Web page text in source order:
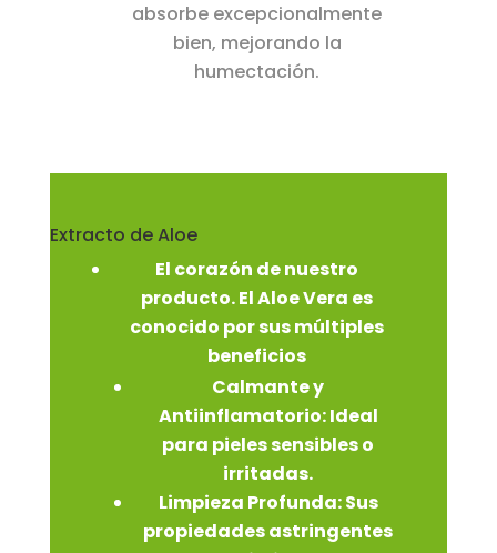
absorbe excepcionalmente
bien, mejorando la
humectación.
Extracto de Aloe
El corazón de nuestro
producto. El Aloe Vera es
conocido por sus múltiples
beneficios
Calmante y
Antiinflamatorio:Ideal
para pieles sensibles o
irritadas.
Limpieza Profunda:Sus
propiedades astringentes